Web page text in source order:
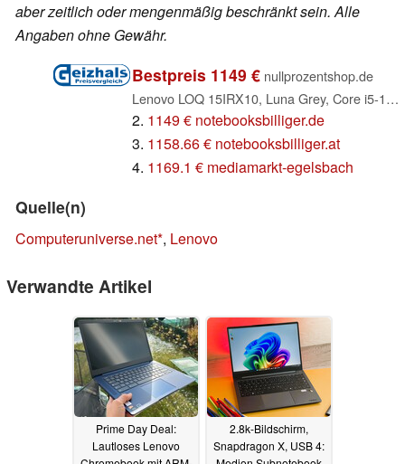
aber zeitlich oder mengenmäßig beschränkt sein. Alle
Angaben ohne Gewähr.
Bestpreis 1149 € nullprozentshop.de
Lenovo LOQ 15IRX10, Luna Grey, Core i5-13450HX, 16GB RAM, 1TB SSD, GeForce RTX 5060, DE (83JE001RGE)
2. 1149 € notebooksbilliger.de
3. 1158.66 € notebooksbilliger.at
4. 1169.1 € mediamarkt-egelsbach
Quelle(n)
Computeruniverse.net , Lenovo
Verwandte Artikel
Prime Day Deal:
Lautloses Lenovo
2.8k-Bildschirm,
Snapdragon X, USB 4: